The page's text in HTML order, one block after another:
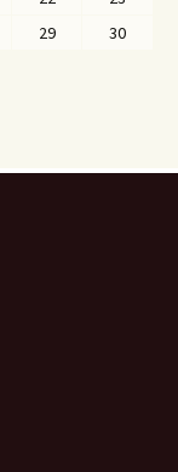
29
30